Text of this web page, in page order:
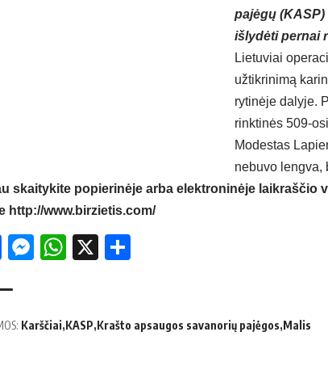
pajėgų
išlydėti pernai
Lietuviai
užtikrinimą
rytinėje dalyje.
rinktinės 509-
Modestas
nebuvo lengva,
skaitykite popierinėje arba elektroninėje laikraščio
http://www.birzietis.com/
Facebook
Messenger
WhatsApp
X
Karščiai KASP Krašto apsaugos savanorių pajėgos Malis